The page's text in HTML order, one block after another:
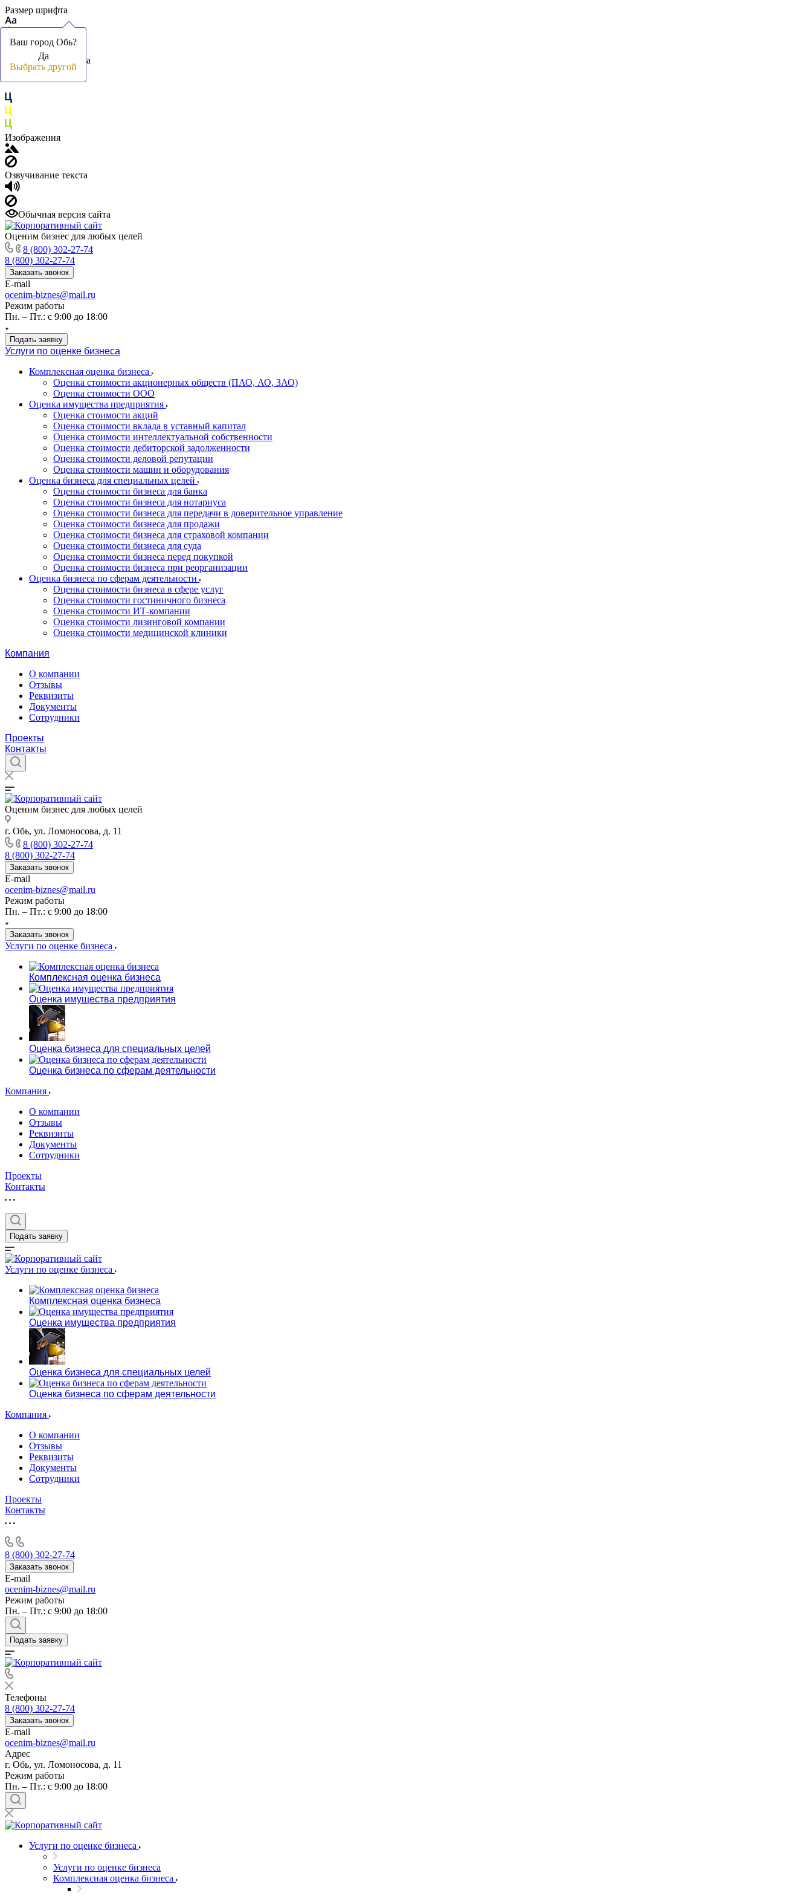
Размер шрифта
Цвет фона и шрифта
Изображения
Озвучивание текста
Обычная версия сайта
Оценим бизнес для любых целей
8 (800) 302-27-74
8 (800) 302-27-74
Заказать звонок
E-mail
ocenim-biznes@mail.ru
Режим работы
Пн. – Пт.: с 9:00 до 18:00
Подать заявку
Услуги по оценке бизнеса
Комплексная оценка бизнеса
Оценка стоимости акционерных обществ (ПАО, АО, ЗАО)
Оценка стоимости ООО
Оценка имущества предприятия
Оценка стоимости акций
Оценка стоимости вклада в уставный капитал
Оценка стоимости интеллектуальной собственности
Оценка стоимости дебиторской задолженности
Оценка стоимости деловой репутации
Оценка стоимости машин и оборудования
Оценка бизнеса для специальных целей
Оценка стоимости бизнеса для банка
Оценка стоимости бизнеса для нотариуса
Оценка стоимости бизнеса для передачи в доверительное управление
Оценка стоимости бизнеса для продажи
Оценка стоимости бизнеса для страховой компании
Оценка стоимости бизнеса для суда
Оценка стоимости бизнеса перед покупкой
Оценка стоимости бизнеса при реорганизации
Оценка бизнеса по сферам деятельности
Оценка стоимости бизнеса в сфере услуг
Оценка стоимости гостиничного бизнеса
Оценка стоимости ИТ-компании
Оценка стоимости лизинговой компании
Оценка стоимости медицинской клиники
Компания
О компании
Отзывы
Реквизиты
Документы
Сотрудники
Проекты
Контакты
Оценим бизнес для любых целей
г. Обь, ул. Ломоносова, д. 11
Ваш город Обь?
Да
Выбрать другой
8 (800) 302-27-74
8 (800) 302-27-74
Заказать звонок
E-mail
ocenim-biznes@mail.ru
Режим работы
Пн. – Пт.: с 9:00 до 18:00
Заказать звонок
Услуги по оценке бизнеса
Комплексная оценка бизнеса
Оценка имущества предприятия
Оценка бизнеса для специальных целей
Оценка бизнеса по сферам деятельности
Компания
О компании
Отзывы
Реквизиты
Документы
Сотрудники
Проекты
Контакты
Подать заявку
Услуги по оценке бизнеса
Комплексная оценка бизнеса
Оценка имущества предприятия
Оценка бизнеса для специальных целей
Оценка бизнеса по сферам деятельности
Компания
О компании
Отзывы
Реквизиты
Документы
Сотрудники
Проекты
Контакты
8 (800) 302-27-74
Заказать звонок
E-mail
ocenim-biznes@mail.ru
Режим работы
Пн. – Пт.: с 9:00 до 18:00
Подать заявку
Телефоны
8 (800) 302-27-74
Заказать звонок
E-mail
ocenim-biznes@mail.ru
Адрес
г. Обь, ул. Ломоносова, д. 11
Ваш город Обь?
Да
Выбрать другой
Режим работы
Пн. – Пт.: с 9:00 до 18:00
Услуги по оценке бизнеса
Услуги по оценке бизнеса
Комплексная оценка бизнеса
Абинск
Азов
Альметьевск
Анапа
Ангарск
Бирюч